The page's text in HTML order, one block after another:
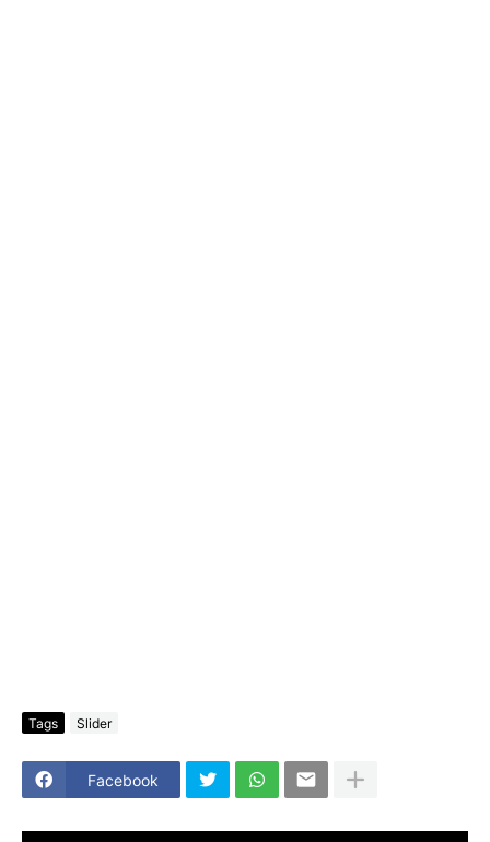
Tags Slider
Facebook